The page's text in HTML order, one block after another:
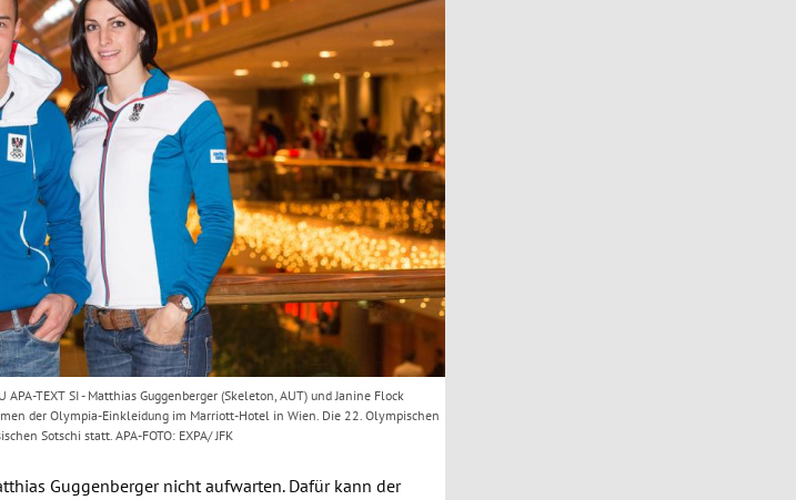
TEXT SI - Matthias Guggenberger (Skeleton, AUT) und Janine Flock
der Olympia-Einkleidung im Marriott-Hotel in Wien. Die 22. Olympischen
Sotschi statt. APA-FOTO: EXPA/ JFK
Guggenbergernicht aufwarten. Dafür kann der